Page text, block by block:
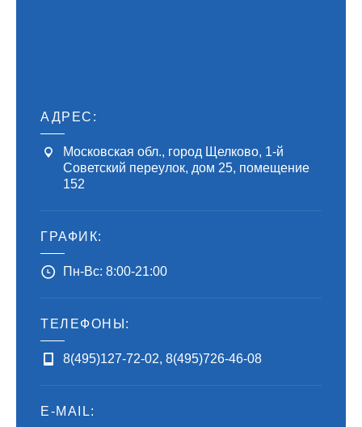
АДРЕС:
Московская обл., город Щелково, 1-й
Советский переулок, дом 25, помещение
152
ГРАФИК:
Пн-Вс: 8:00-21:00
ТЕЛЕФОНЫ:
8(495)127-72-02, 8(495)726-46-08
E-MAIL: